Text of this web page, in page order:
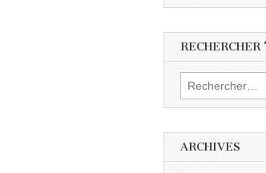
RECHERCHER
Rechercher :
ARCHIVES